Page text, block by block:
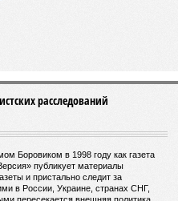
расследований
Боровиком в 1998 году как газета
публикует материалы
и пристально следит за
в России, Украине, странах СНГ,